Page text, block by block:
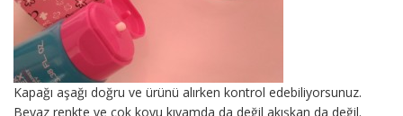
Kapağı aşağı doğru ve ürünü alırken kontrol edebiliyorsunuz.
Beyaz renkte ve çok koyu kıvamda da değil akışkan da değil.